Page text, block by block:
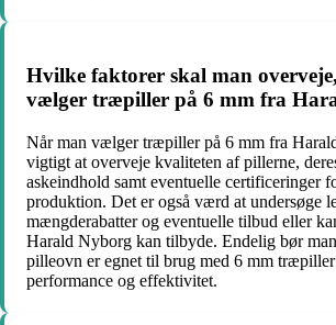
Hvilke faktorer skal man
vælger træpiller på 6 mm fra
Når man vælger træpiller på 6 mm fra
vigtigt at overveje kvaliteten af pillerne,
askeindhold samt eventuelle certificeringer
produktion. Det er også værd at undersøge
mængderabatter og eventuelle tilbud eller
Harald Nyborg kan tilbyde. Endelig bør
pilleovn er egnet til brug med 6 mm
performance og effektivitet.